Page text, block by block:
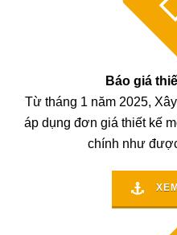
Báo giá
Từ tháng 1 năm 2025,
áp dụng đơn giá thiết kế
chính như